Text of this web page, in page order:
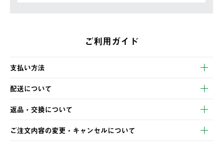
ご利用ガイド
支払い方法
以下のいずれかの方法でお支払いいただけます。
・クレジットカード決済
・コンビニ決済
・Pay-easy決済
配送について
【発送スケジュール】
ご注文・ご入金完了より2営業日以内に商品を発送いたします。
土日祝の発送はございませんので、木曜日以降のご注文は週明け
の発送となる場合がございます。
返品・交換について
※お客様都合の場合
ご注文内容の変更・キャンセルについて